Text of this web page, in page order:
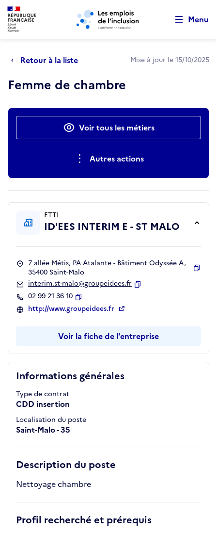
Aller au menu principal Aller au contenu principal
Menu
Retour à la liste Mise à jour le 15/10/2025
Femme de chambre
Actions rapidesVoir tous les métiers
Autres actions
Informations générales
Type de contrat
CDD insertion
Localisation du poste
Saint-Malo - 35
Description du poste
Nettoyage chambre
Profil recherché et prérequis
ETTI
ID'EES INTERIM E - ST MALO
7 allée Métis, PA Atalante - Bâtiment Odyssée A,
35400 Saint-Malo
interim.st-malo@groupeidees.fr
02 99 21 36 10
Copier
http://www.groupeidees.fr
Voir la fiche de l'entreprise
Retour au début de la page
Panneau de gestion des cookies